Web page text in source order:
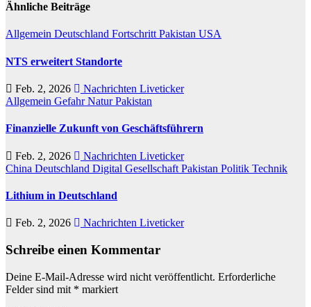
Ähnliche Beiträge
Allgemein Deutschland FortschrittPakistan USA
NTS erweitert Standorte
Feb. 2, 2026
Nachrichten Liveticker
Allgemein GefahrNaturPakistan
Finanzielle Zukunft von Geschäftsführern
Feb. 2, 2026
Nachrichten Liveticker
China Deutschland Digital Gesellschaft Pakistan Politik Technik
Lithium in Deutschland
Feb. 2, 2026 Nachrichten Liveticker
Schreibe einen Kommentar
Deine E-Mail-Adresse wird nicht veröffentlicht. Erforderliche
Felder sind mit * markiert